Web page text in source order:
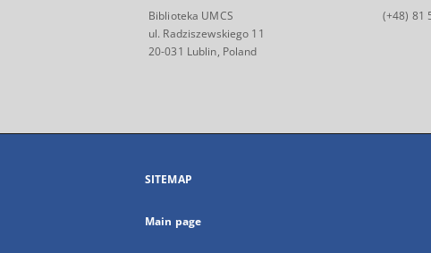
Biblioteka UMCS
ul. Radziszewskiego 11
20-031 Lublin, Poland
(+48) 81
SITEMAP
Main page